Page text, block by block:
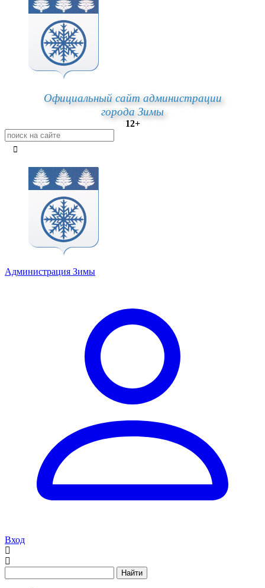
Официальный сайт администрации
города Зимы
12+
Администрация Зимы
Вход
Найти